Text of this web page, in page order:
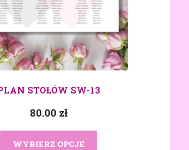
STOŁÓW SW-13
80.00 zł
WYBIERZ OPCJE